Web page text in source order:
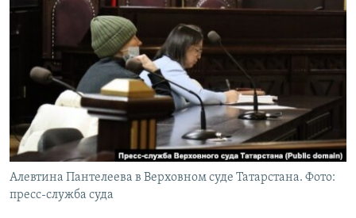
СОЦИАЛЬНЫЕ СЕТИ
Все сайты РСЕ/РС
Алевтина Пантелеева в Верховном суде Татарстана. Фото:
пресс-служба суда